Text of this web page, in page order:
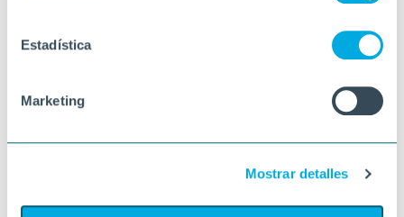
Estadística
Marketing
Mostrar detalles